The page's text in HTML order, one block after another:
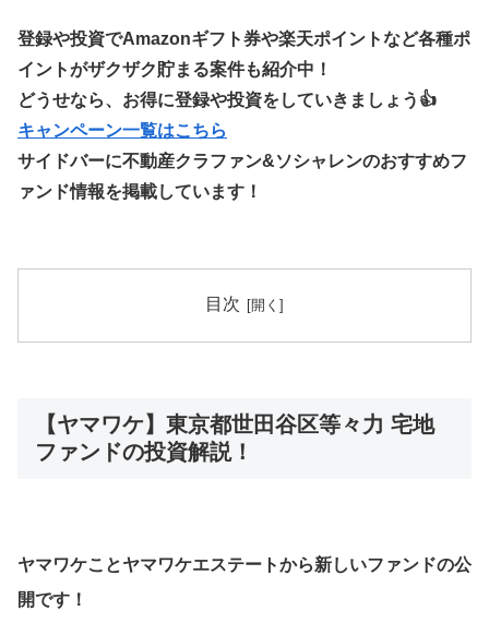
登録や投資でAmazonギフト券や楽天ポイントなど各種ポ
イントがザクザク貯まる案件も紹介中！
どうせなら、お得に登録や投資をしていきましょう👍
キャンペーン一覧はこちら
サイドバーに不動産クラファン&ソシャレンのおすすめフ
ァンド情報を掲載しています！
目次
【ヤマワケ】東京都世田谷区等々力 宅地
ファンドの投資解説！
ヤマワケことヤマワケエステートから新しいファンドの公
開です！